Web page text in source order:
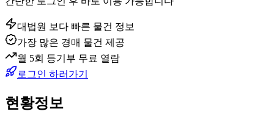
대법원 보다 빠른 물건 정보
가장 많은 경매 물건 제공
월 5회 등기부 무료 열람
로그인 하러가기
현황정보